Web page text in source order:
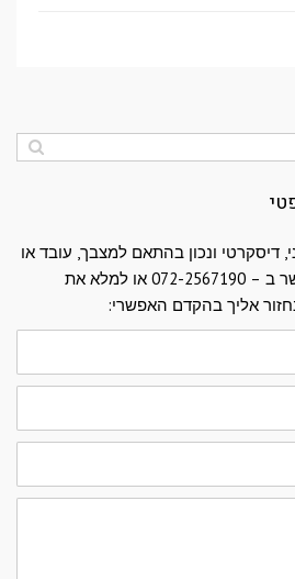
דיסקרטי ונכון בהתאם למצבך, עובד או
מעסיק, ניתן ליצור עימנו קשר ב – 072-2567190 או למלא את
אליך בהקדם האפשרי: